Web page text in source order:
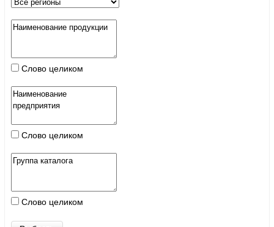
Слово целиком
Слово целиком
Слово целиком